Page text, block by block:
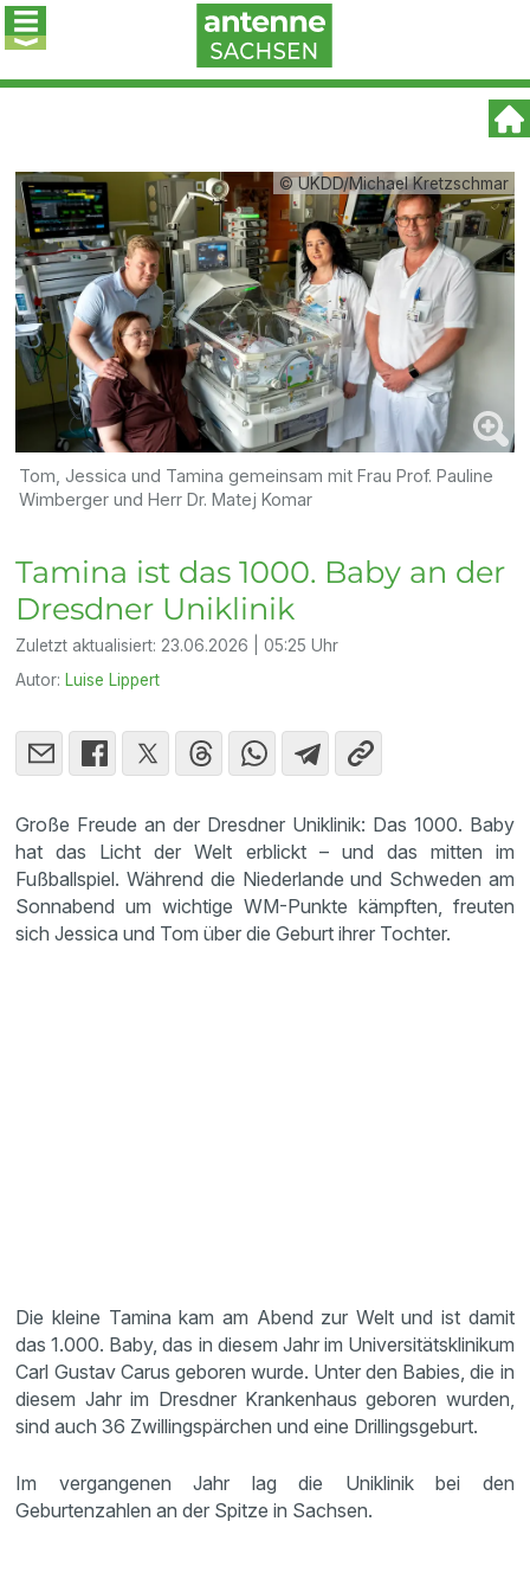
© UKDD/Michael Kretzschmar
Tom, Jessica und Tamina gemeinsam mit Frau Prof. Pauline
Wimberger und Herr Dr. Matej Komar
Tamina ist das 1000. Baby an der
Dresdner Uniklinik
Zuletzt aktualisiert: 23.06.2026 | 05:25 Uhr
Autor: Luise Lippert
Große Freude an der Dresdner Uniklinik: Das 1000. Baby
hat das Licht der Welt erblickt – und das mitten im
Fußballspiel. Während die Niederlande und Schweden am
Sonnabend um wichtige WM-Punkte kämpften, freuten
sich Jessica und Tom über die Geburt ihrer Tochter.
Die kleine Tamina kam am Abend zur Welt und ist damit
das 1.000. Baby, das in diesem Jahr im Universitätsklinikum
Carl Gustav Carus geboren wurde. Unter den Babies, die in
diesem Jahr im Dresdner Krankenhaus geboren wurden,
sind auch 36 Zwillingspärchen und eine Drillingsgeburt.
Im vergangenen Jahr lag die Uniklinik bei den
Geburtenzahlen an der Spitze in Sachsen.